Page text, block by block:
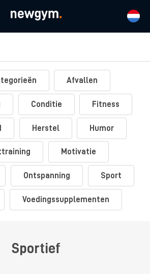
Afvallen
Conditie Fitness
Herstel Humor
Motivatie
Ontspanning Sport
Voedingssupplementen
Sportief